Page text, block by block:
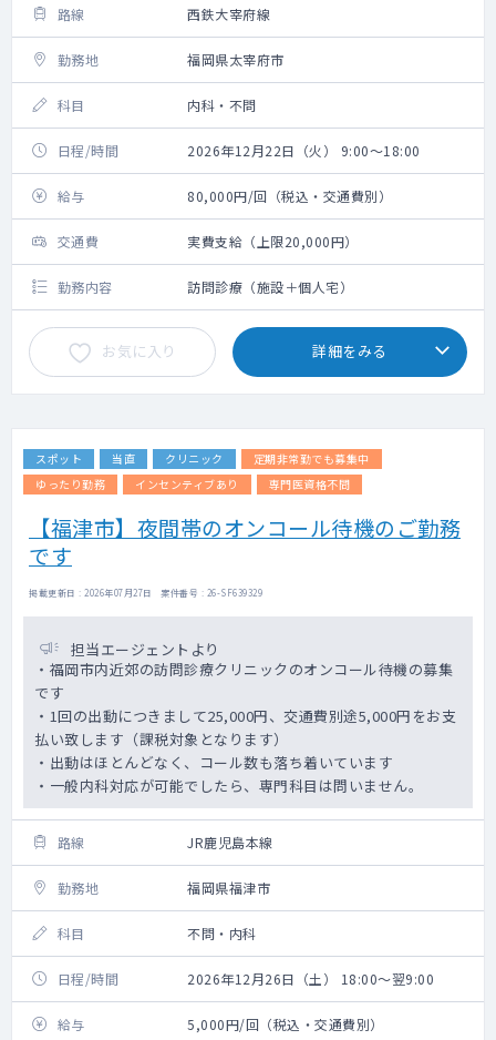
路線 西鉄大宰府線
勤務地 福岡県太宰府市
科目 内科・不問
日程/時間 2026年12月22日（火） 9:00～18:00
給与 80,000円/回（税込・交通費別）
交通費 実費支給（上限20,000円）
勤務内容 訪問診療（施設＋個人宅）
お気に入り 詳細をみる
スポット 当直 クリニック
定期非常勤でも募集中
ゆったり勤務
インセンティブあり 専門医資格不問
【福津市】夜間帯のオンコール待機のご勤務
です
掲載更新日 : 2026年07月27日 案件番号 : 26-SF639329
担当エージェントより
・福岡市内近郊の訪問診療クリニックのオンコール待機の募集
です
・1回の出動につきまして25,000円、交通費別途5,000円をお支
払い致します（課税対象となります）
・出動はほとんどなく、コール数も落ち着いています
・一般内科対応が可能でしたら、専門科目は問いません。
路線 JR鹿児島本線
勤務地 福岡県福津市
科目 不問・内科
日程/時間 2026年12月26日（土） 18:00～翌9:00
給与 5,000円/回（税込・交通費別）